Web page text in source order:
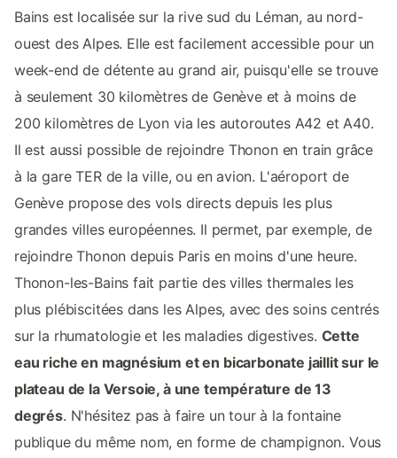
Bains est localisée sur la rive sud du Léman, au nord-
ouest des Alpes. Elle est facilement accessible pour un
week-end de détente au grand air, puisqu'elle se trouve
à seulement 30 kilomètres de Genève et à moins de
200 kilomètres de Lyon via les autoroutes A42 et A40.
Il est aussi possible de rejoindre Thonon en train grâce
à la gare TER de la ville, ou en avion. L'aéroport de
Genève propose des vols directs depuis les plus
grandes villes européennes. Il permet, par exemple, de
rejoindre Thonon depuis Paris en moins d'une heure.
Thonon-les-Bains fait partie des villes thermales les
plus plébiscitées dans les Alpes, avec des soins centrés
sur la rhumatologie et les maladies digestives. Cette
eau riche en magnésium et en bicarbonate jaillit sur le
plateau de la Versoie, à une température de 13
degrés. N'hésitez pas à faire un tour à la fontaine
publique du même nom, en forme de champignon. Vous